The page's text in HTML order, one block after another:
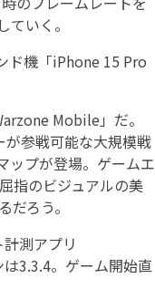
いく。
ド機「iPhone 15 Pro
Mobile」だ。
参戦可能な大規模戦
ップが登場。ゲームエ
指のビジュアルの美
ろう。
測アプリ
3.3.4。ゲーム開始直